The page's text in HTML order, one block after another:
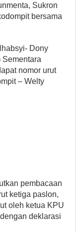
Sukron
bersama
Dony
Sementara
nomor urut
– Welty
pembacaan
ketiga paslon,
oleh ketua KPU
deklarasi